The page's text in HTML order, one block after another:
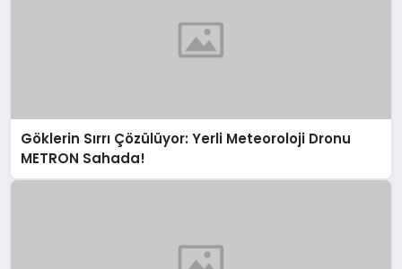
Göklerin Sırrı Çözülüyor: Yerli Meteoroloji Dronu
METRON Sahada!